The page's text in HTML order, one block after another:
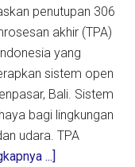
penutupan 306
akhir (TPA)
yang
sistem open
Bali. Sistem
bagi lingkungan
udara. TPA
...]